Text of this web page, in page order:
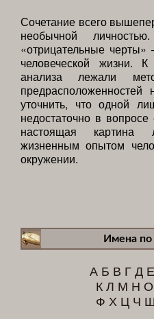
Сочетание всего
необычной
«отрицательные
человеческой жизни.
анализа лежали
уточнить, что одной
недостаточно в
настоящая картина
жизненным опытом
окружении.
Имена по
А Б В ГД Е
К Л М Н О
Ф Х Ц Ч Ш